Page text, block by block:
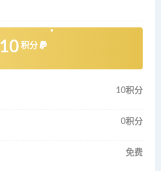
10 积分
10积分
0积分
免费